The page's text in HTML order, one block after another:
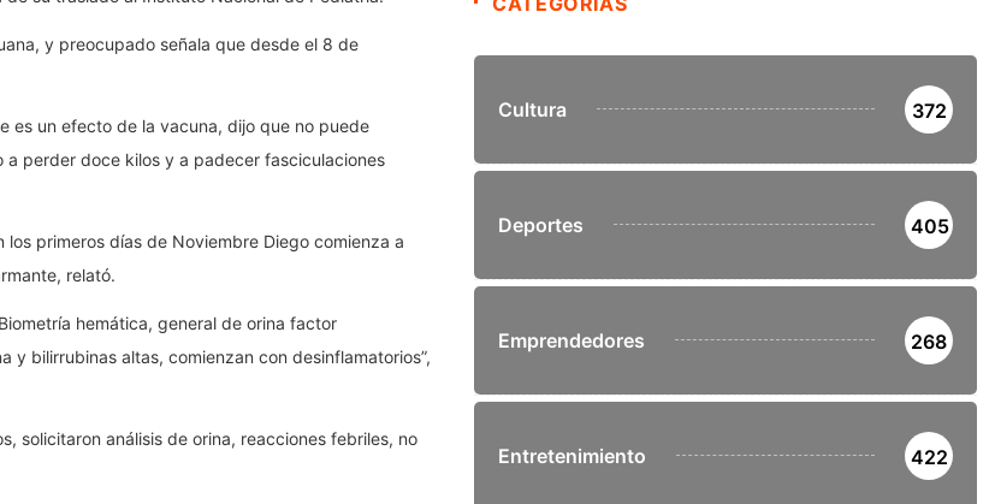
y preocupado señala que desde el 8 de
es un efecto de la vacuna, dijo que no puede
perder doce kilos y a padecer fasciculaciones
primeros días de Noviembre Diego comienza a
relató.
hemática, general de orina factor
y bilirrubinas altas, comienzan con desinflamatorios”,
solicitaron análisis de orina, reacciones febriles, no
Cultura 372
Deportes 405
Emprendedores 268
Entretenimiento 422